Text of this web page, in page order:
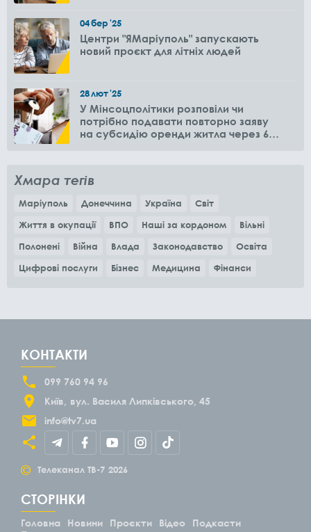
04бер'25
Центри "ЯМаріуполь" запускають
новий проєкт для літніх людей
28лют'25
У Мінсоцполітики розповіли чи
потрібно подавати повторно заяву
на субсидію оренди житла через 6
Хмара тегів
Маріуполь Донеччина Україна
Світ
Життя в окупації
ВПО Наші за кордоном
Вільні
Полонені
Війна Влада Законодавство
Освіта
Цифрові послуги
Бізнес Медицина Фінанси
КОНТАКТИ
099 760 94 96
Київ
вул. Василя Липківського, 45
info@tv7.ua
© Телеканал ТВ-7 2026
СТОРІНКИ
Головна Новини Проєкти Відео
Подкасти